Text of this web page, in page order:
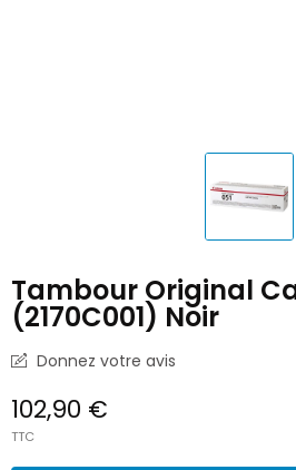
Tambour Original
(2170C001) Noir
Donnez votre avis
102,90 €
TTC